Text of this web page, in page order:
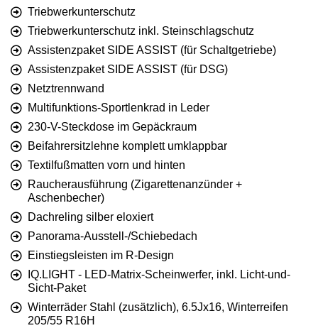
Triebwerkunterschutz
Triebwerkunterschutz inkl. Steinschlagschutz
Assistenzpaket SIDE ASSIST (für Schaltgetriebe)
Assistenzpaket SIDE ASSIST (für DSG)
Netztrennwand
Multifunktions-Sportlenkrad in Leder
230-V-Steckdose im Gepäckraum
Beifahrersitzlehne komplett umklappbar
Textilfußmatten vorn und hinten
Raucherausführung (Zigarettenanzünder +
Aschenbecher)
Dachreling silber eloxiert
Panorama-Ausstell-/Schiebedach
Einstiegsleisten im R-Design
IQ.LIGHT - LED-Matrix-Scheinwerfer, inkl. Licht-und-
Sicht-Paket
Winterräder Stahl (zusätzlich), 6.5Jx16, Winterreifen
205/55 R16H